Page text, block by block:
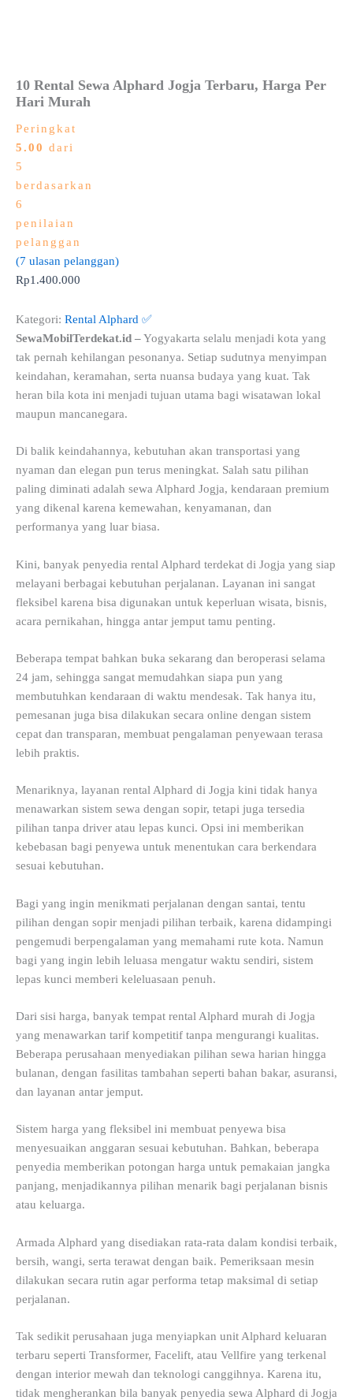
10 Rental Sewa Alphard Jogja Terbaru, Harga Per
Hari Murah
Peringkat
5.00 dari
5
berdasarkan
6
penilaian
pelanggan
(7 ulasan pelanggan)
Rp1.400.000
Kategori: Rental Alphard ✅
SewaMobilTerdekat.id –Yogyakarta selalu menjadi kota yang
tak pernah kehilangan pesonanya. Setiap sudutnya menyimpan
keindahan, keramahan, serta nuansa budaya yang kuat. Tak
heran bila kota ini menjadi tujuan utama bagi wisatawan lokal
maupun mancanegara.
Di balik keindahannya, kebutuhan akan transportasi yang
nyaman dan elegan pun terus meningkat. Salah satu pilihan
paling diminati adalah sewa Alphard Jogja, kendaraan premium
yang dikenal karena kemewahan, kenyamanan, dan
performanya yang luar biasa.
Kini, banyak penyedia rental Alphard terdekat di Jogja yang siap
melayani berbagai kebutuhan perjalanan. Layanan ini sangat
fleksibel karena bisa digunakan untuk keperluan wisata, bisnis,
acara pernikahan, hingga antar jemput tamu penting.
Beberapa tempat bahkan buka sekarang dan beroperasi selama
24 jam, sehingga sangat memudahkan siapa pun yang
membutuhkan kendaraan di waktu mendesak. Tak hanya itu,
pemesanan juga bisa dilakukan secara online dengan sistem
cepat dan transparan, membuat pengalaman penyewaan terasa
lebih praktis.
Menariknya, layanan rental Alphard di Jogja kini tidak hanya
menawarkan sistem sewa dengan sopir, tetapi juga tersedia
pilihan tanpa driver atau lepas kunci. Opsi ini memberikan
kebebasan bagi penyewa untuk menentukan cara berkendara
sesuai kebutuhan.
Bagi yang ingin menikmati perjalanan dengan santai, tentu
pilihan dengan sopir menjadi pilihan terbaik, karena didampingi
pengemudi berpengalaman yang memahami rute kota. Namun
bagi yang ingin lebih leluasa mengatur waktu sendiri, sistem
lepas kunci memberi keleluasaan penuh.
Dari sisi harga, banyak tempat rental Alphard murah di Jogja
yang menawarkan tarif kompetitif tanpa mengurangi kualitas.
Beberapa perusahaan menyediakan pilihan sewa harian hingga
bulanan, dengan fasilitas tambahan seperti bahan bakar, asuransi,
dan layanan antar jemput.
Sistem harga yang fleksibel ini membuat penyewa bisa
menyesuaikan anggaran sesuai kebutuhan. Bahkan, beberapa
penyedia memberikan potongan harga untuk pemakaian jangka
panjang, menjadikannya pilihan menarik bagi perjalanan bisnis
atau keluarga.
Armada Alphard yang disediakan rata-rata dalam kondisi terbaik,
bersih, wangi, serta terawat dengan baik. Pemeriksaan mesin
dilakukan secara rutin agar performa tetap maksimal di setiap
perjalanan.
Tak sedikit perusahaan juga menyiapkan unit Alphard keluaran
terbaru seperti Transformer, Facelift, atau Vellfire yang terkenal
dengan interior mewah dan teknologi canggihnya. Karena itu,
tidak mengherankan bila banyak penyedia sewa Alphard di Jogja